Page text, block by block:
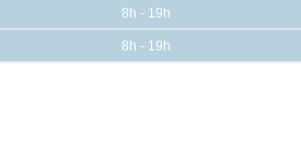
8h - 19h
8h - 19h